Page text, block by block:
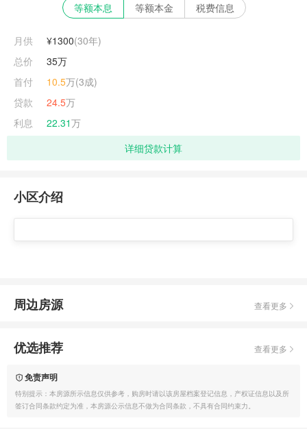
等额本息 等额本金 税费信息
月供 ¥1300(30年)
总价
35万
首付
10.5万(3成)
贷款
24.5万
利息
22.31万
详细贷款计算
小区介绍
周边房源 查看更多
优选推荐 查看更多
免责声明
特别提示：本房源所示信息仅供参考，购房时请以该房屋档案登记信息，产权证信息以及所
签订合同条款约定为准，本房源公示信息不做为合同条款，不具有合同约束力。